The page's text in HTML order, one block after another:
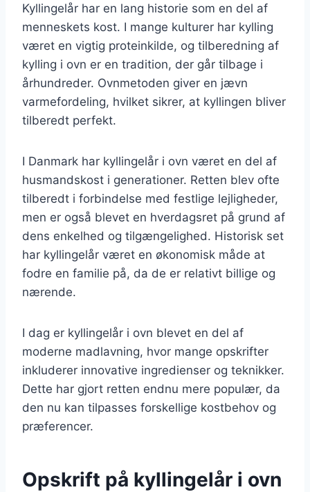
Kyllingelår har en lang historie som en del af
menneskets kost. I mange kulturer har kylling
været en vigtig proteinkilde, og tilberedning af
kylling i ovn er en tradition, der går tilbage i
århundreder. Ovnmetoden giver en jævn
varmefordeling, hvilket sikrer, at kyllingen bliver
tilberedt perfekt.
I Danmark har kyllingelår i ovn været en del af
husmandskost i generationer. Retten blev ofte
tilberedt i forbindelse med festlige lejligheder,
men er også blevet en hverdagsret på grund af
dens enkelhed og tilgængelighed. Historisk set
har kyllingelår været en økonomisk måde at
fodre en familie på, da de er relativt billige og
nærende.
I dag er kyllingelår i ovn blevet en del af
moderne madlavning, hvor mange opskrifter
inkluderer innovative ingredienser og teknikker.
Dette har gjort retten endnu mere populær, da
den nu kan tilpasses forskellige kostbehov og
præferencer.
Opskrift på kyllingelår i ovn